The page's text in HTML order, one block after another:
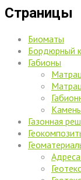
Страницы
Биоматы
Бордюрный
Габионы
Газонная